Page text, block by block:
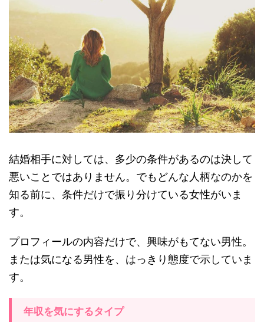
結婚相手に対しては、多少の条件があるのは決して
悪いことではありません。でもどんな人柄なのかを
知る前に、条件だけで振り分けている女性がいま
す。
プロフィールの内容だけで、興味がもてない男性。
または気になる男性を、はっきり態度で示していま
す。
年収を気にするタイプ